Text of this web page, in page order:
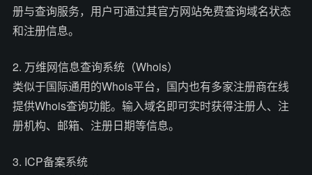
册与查询服务，用户可通过其官方网站免费查询域名状态
和注册信息。
2. 万维网信息查询系统（Whois）
类似于国际通用的Whois平台，国内也有多家注册商在线
提供Whois查询功能。输入域名即可实时获得注册人、注
册机构、邮箱、注册日期等信息。
3. ICP备案系统